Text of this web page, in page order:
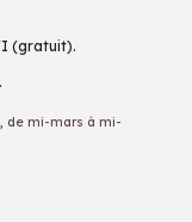
(gratuit).
de mi-mars à mi-